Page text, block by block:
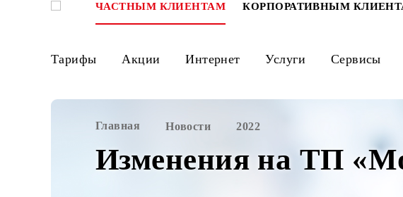
ЧАСТНЫМ КЛИЕНТАМ КОРПОРАТИВНЫМ
Тарифы Акции Интернет Услуги
Изменения на ТП